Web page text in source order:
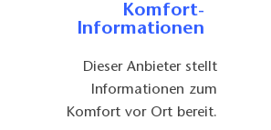
Komfort-
Informationen
Dieser Anbieter stellt
Informationen zum
Komfort vor Ort bereit.